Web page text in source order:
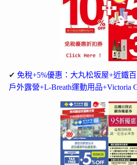
✔ 免稅+5%優惠：大丸松坂屋+近鐵
戶外露營+L-Breath運動用品+Victoria